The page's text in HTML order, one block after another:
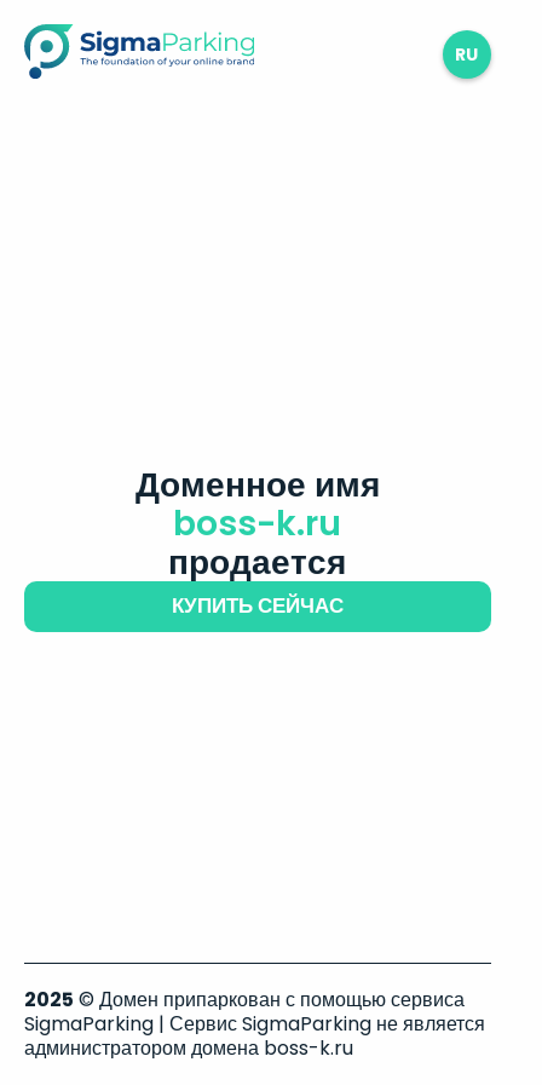
RU
Доменное имя
boss-k.ru
продается
КУПИТЬ СЕЙЧАС
2025 © Домен припаркован с помощью сервиса
SigmaParking | Сервис SigmaParking не является
администратором домена boss-k.ru